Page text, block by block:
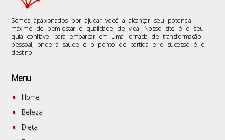
Somos apaixonados por ajudar você a alcançar seu potencial
máximo de bem-estar e qualidade de vida. Nosso site é o seu
guia confiável para embarcar em uma jornada de transformação
pessoal, onde a saúde é o ponto de partida e o sucesso é o
destino.
Menu
Home
Beleza
Dieta